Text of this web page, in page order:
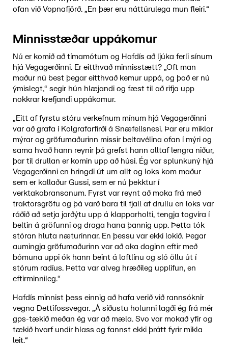
ofan við Vopnafjörð. „En þær eru náttúrulega mun fleiri.“
Minnisstæðar uppákomur
Nú er komið að tímamótum og Hafdís að ljúka ferli sínum
hjá Vegagerðinni. Er eitthvað minnisstætt? „Oft man
maður nú best þegar eitthvað kemur uppá, og það er nú
ýmislegt,“ segir hún hlæjandi og fæst til að rifja upp
nokkrar krefjandi uppákomur.
„Eitt af fyrstu stóru verkefnum mínum hjá Vegagerðinni
var að grafa í Kolgrafarfirði á Snæfellsnesi. Þar eru miklar
mýrar og gröfumaðurinn missir beltavélina ofan í mýri og
sama hvað hann reynir þá grefst hann alltaf lengra niður,
þar til drullan er komin upp að húsi. Ég var splunkuný hjá
Vegagerðinni en hringdi út um allt og loks kom maður
sem er kallaður Gussi, sem er nú þekktur í
verktakabransanum. Fyrst var reynt að moka frá með
traktorsgröfu og þá varð bara til fjall af drullu en loks var
ráðið að setja jarðýtu upp á klapparholti, tengja togvíra í
beltin á gröfunni og draga hana þannig upp. Þetta tók
stóran hluta næturinnar. En þessu var ekki lokið. Þegar
aumingja gröfumaðurinn var að aka daginn eftir með
bómuna uppi ók hann beint á loftlínu og sló öllu út í
stórum radíus. Þetta var alveg hræðileg upplifun, en
eftirminnileg.“
Hafdís minnist þess einnig að hafa verið við rannsóknir
vegna Dettifossvegar. „Á síðustu holunni lagði ég frá mér
gps-tækið meðan ég var að mæla. Svo var mokað yfir og
tækið hvarf undir hlass og fannst ekki þrátt fyrir mikla
leit.“